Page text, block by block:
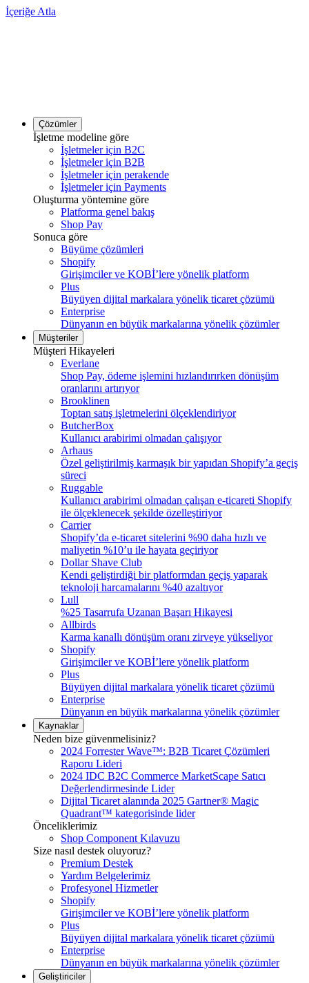
İçeriğe Atla
Çözümler
İşletme modeline göre
İşletmeler için B2C
İşletmeler için B2B
İşletmeler için perakende
İşletmeler için Payments
Oluşturma yöntemine göre
Platforma genel bakış
Shop Pay
Sonuca göre
Büyüme çözümleri
Shopify
Girişimciler ve KOBİ’lere yönelik platform
Plus
Büyüyen dijital markalara yönelik ticaret çözümü
Enterprise
Dünyanın en büyük markalarına yönelik çözümler
Müşteriler
Müşteri Hikayeleri
Everlane
Shop Pay, ödeme işlemini hızlandırırken dönüşüm
oranlarını artırıyor
Brooklinen
Toptan satış işletmelerini ölçeklendiriyor
ButcherBox
Kullanıcı arabirimi olmadan çalışıyor
Arhaus
Özel geliştirilmiş karmaşık bir yapıdan Shopify’a geçiş
süreci
Ruggable
Kullanıcı arabirimi olmadan çalışan e-ticareti Shopify
ile ölçeklenecek şekilde özelleştiriyor
Carrier
Shopify’da e-ticaret sitelerini %90 daha hızlı ve
maliyetin %10’u ile hayata geçiriyor
Dollar Shave Club
Kendi geliştirdiği bir platformdan geçiş yaparak
teknoloji harcamalarını %40 azaltıyor
Lull
%25 Tasarrufa Uzanan Başarı Hikayesi
Allbirds
Karma kanallı dönüşüm oranı zirveye yükseliyor
Shopify
Girişimciler ve KOBİ’lere yönelik platform
Plus
Büyüyen dijital markalara yönelik ticaret çözümü
Enterprise
Dünyanın en büyük markalarına yönelik çözümler
Kaynaklar
Neden bize güvenmelisiniz?
2024 Forrester Wave™: B2B Ticaret Çözümleri
Raporu Lideri
2024 IDC B2C Commerce MarketScape Satıcı
Değerlendirmesinde Lider
Dijital Ticaret alanında 2025 Gartner® Magic
Quadrant™ kategorisinde lider
Önceliklerimiz
Shop Component Kılavuzu
Size nasıl destek oluyoruz?
Premium Destek
Yardım Belgelerimiz
Profesyonel Hizmetler
Shopify
Girişimciler ve KOBİ’lere yönelik platform
Plus
Büyüyen dijital markalara yönelik ticaret çözümü
Enterprise
Dünyanın en büyük markalarına yönelik çözümler
Geliştiriciler